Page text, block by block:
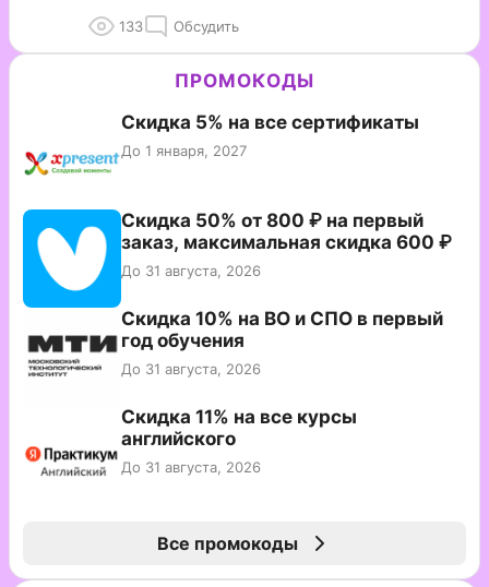
133 Обсудить
ПРОМОКОДЫ
Скидка 5% на все сертификаты
До 1 января, 2027
Скидка 50% от 800 ₽ на первый
заказ, максимальная скидка 600 ₽
До 31 августа, 2026
Скидка 10% на ВО и СПО в первый
год обучения
До 31 августа, 2026
Скидка 11% на все курсы
английского
До 31 августа, 2026
Все промокоды